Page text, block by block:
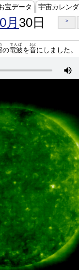
宝データ 宇宙カレン
月 30日 >
の電波
でんぱ
を音
おと
にしました。